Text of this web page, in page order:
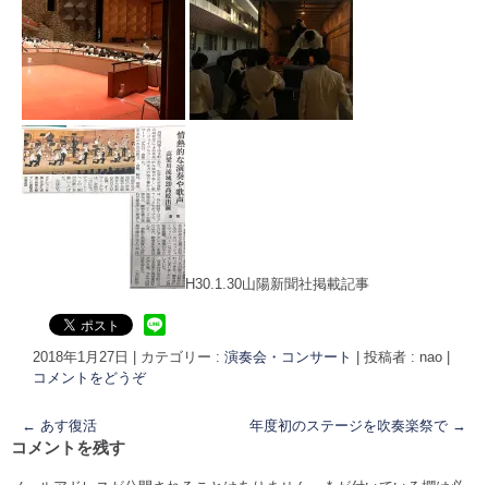
H30.1.30山陽新聞社掲載記事
2018年1月27日 カテゴリー : 演奏会・コンサート 投稿者 : nao
コメントをどうぞ
← あす復活 年度初のステージを吹奏楽祭で →
コメントを残す